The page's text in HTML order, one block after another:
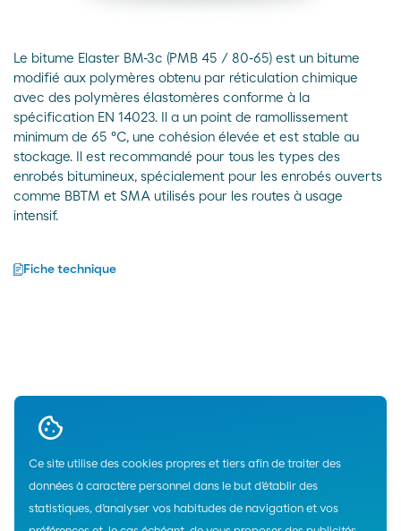
Ce site utilise des cookies propres et tiers afin de traiter des
données à caractère personnel dans le but d’établir des
statistiques, d’analyser vos habitudes de navigation et vos
Le bitume Elaster BM-3c (PMB 45 / 80-65) est un bitume
modifié aux polymères obtenu par réticulation chimique
avec des polymères élastomères conforme à la
spécification EN 14023. Il a un point de ramollissement
minimum de 65 ºC, une cohésion élevée et est stable au
stockage. Il est recommandé pour tous les types des
enrobés bitumineux, spécialement pour les enrobés ouverts
comme BBTM et SMA utilisés pour les routes à usage
intensif.
Fiche technique
Home